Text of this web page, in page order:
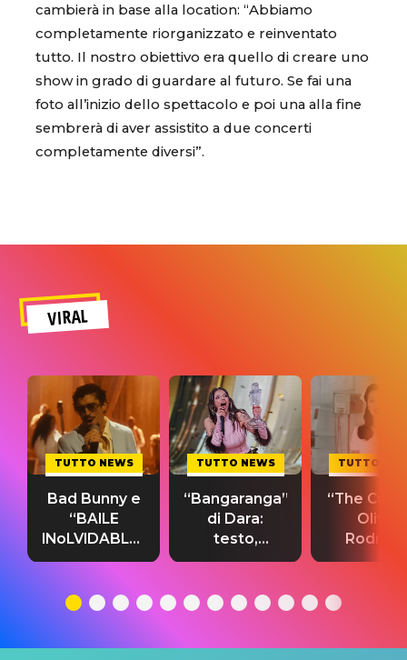
cambierà in base alla location: “Abbiamo
completamente riorganizzato e reinventato
tutto. Il nostro obiettivo era quello di creare uno
show in grado di guardare al futuro. Se fai una
foto all’inizio dello spettacolo e poi una alla fine
sembrerà di aver assistito a due concerti
completamente diversi”.
VIRAL
TUTTO NEWS
Bad Bunny e
“BAILE
INoLVIDABLE”:
testo,
significato
TUTTO NEWS
“Bangaranga”
di Dara:
testo,
traduzione e
del singolo
TUTTO
“The
Olivia
testo,